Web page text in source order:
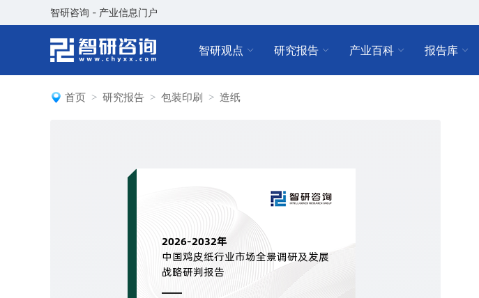
智研咨询 - 产业信息门户
智研观点 研究报告 产业百科 报告库
首页 研究报告 包装印刷 造纸